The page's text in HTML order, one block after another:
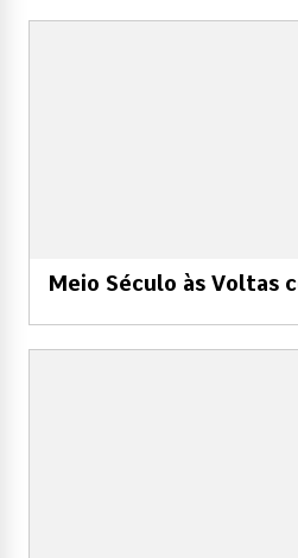
Meio Século às Voltas